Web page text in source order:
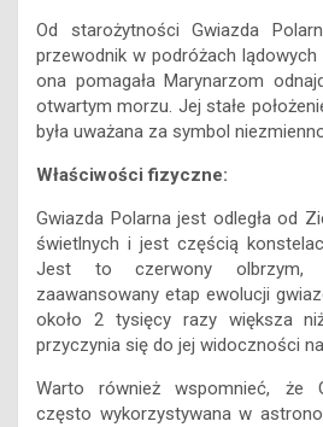
Od starożytności Gwiazda
przewodnik w podróżach lądowych
ona pomagała Marynarzom
otwartym morzu. Jej stałe
była uważana za symbol
Właściwości fizyczne:
Gwiazda Polarna jest odległa od
świetlnych i jest częścią
Jest to czerwony olbrzym,
zaawansowany etap ewolucji
około 2 tysięcy razy większa
przyczynia się do jej widoczności
Warto również wspomnieć, że
często wykorzystywana w